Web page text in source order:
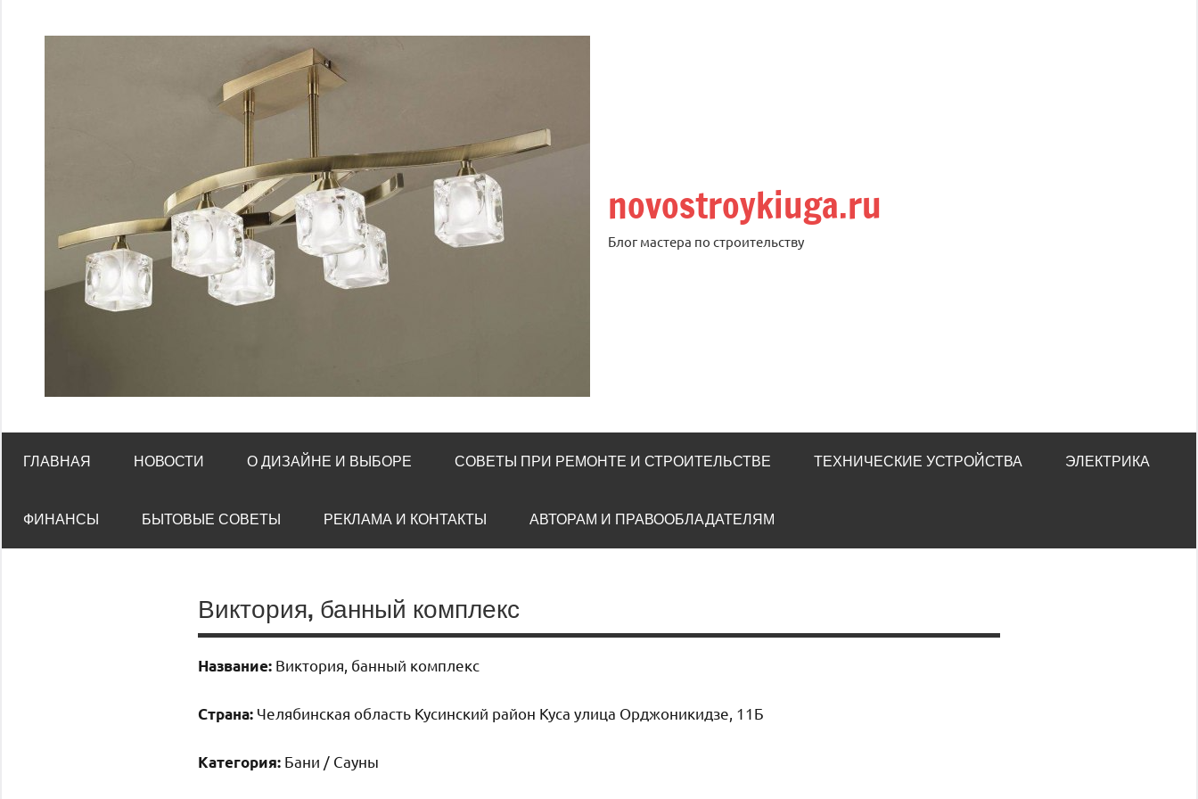
novostroykiuga.ru
Блог мастера по строительству
ГЛАВНАЯ НОВОСТИ О ДИЗАЙНЕ И ВЫБОРЕ СОВЕТЫ ПРИ РЕМОНТЕ И СТРОИТЕЛЬСТВЕ ТЕХНИЧЕСКИЕ УСТРОЙСТВА ЭЛЕКТРИКА
ФИНАНСЫ БЫТОВЫЕ СОВЕТЫ РЕКЛАМА И КОНТАКТЫ АВТОРАМ И ПРАВООБЛАДАТЕЛЯМ
Виктория, банный комплекс
Название: Виктория, банный комплекс
Страна: Челябинская область Кусинский район Куса улица Орджоникидзе, 11Б
Категория: Бани / Сауны